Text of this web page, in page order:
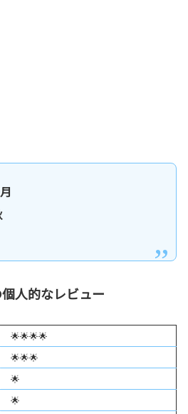
人的なレビュー
🌟🌟🌟🌟
🌟🌟🌟
🌟
🌟